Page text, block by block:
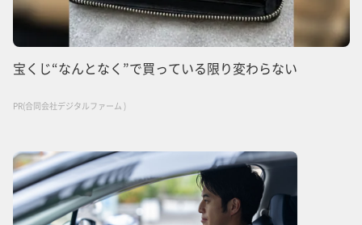
宝くじ“なんとなく”で買っている限り変わらない
PR(合同会社デジタルファーム )